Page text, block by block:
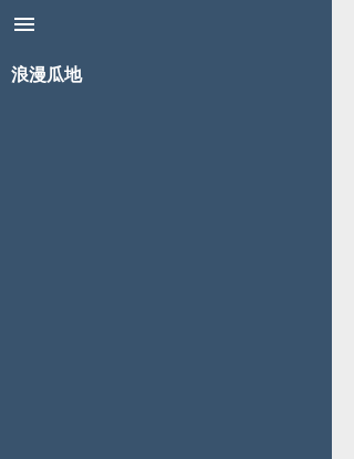
menu
浪漫瓜地